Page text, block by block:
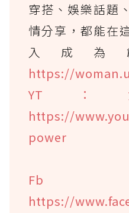
穿搭、娛樂話題
情分享，都能在
入成為
https://
YT：
https://
power
https://